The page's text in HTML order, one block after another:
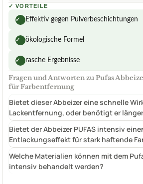
✓ VORTEILE
✓ Effektiv gegen Pulverbeschichtungen
✓ ökologische Formel
✓ rasche Ergebnisse
Fragen und Antworten zu Pufas
für Farbentfernung
Bietet dieser Abbeizer eine schnelle
Lackentfernung, oder benötigt er
Bietet der Abbeizer PUFAS intensiv
Entlackungseffekt für stark haftende
Welche Materialien können mit dem
intensiv behandelt werden?